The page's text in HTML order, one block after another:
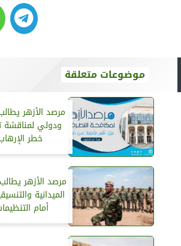
موضوعات متعلقة
مرصد الأزهر
ودولي لمناقشة
خطر
مرصد الأزهر
الميدانية
أمام